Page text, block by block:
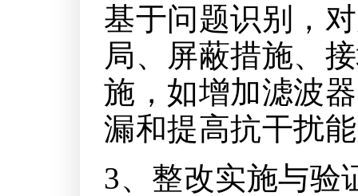
基于问题识别，
局、屏蔽措施、
施，如增加滤波
漏和提高抗干扰
3、整改实施与验